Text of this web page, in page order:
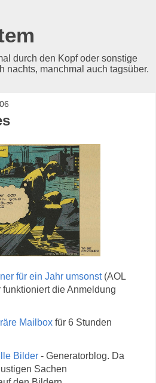
durch den Kopf oder sonstige
nachts, manchmal auch tagsüber.
für ein Jahr umsonst(AOL
die Anmeldung
Mailboxfür 6 Stunden
Bilder- Generatorblog. Da
Sachen